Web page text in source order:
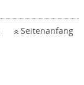
Seitenanfang